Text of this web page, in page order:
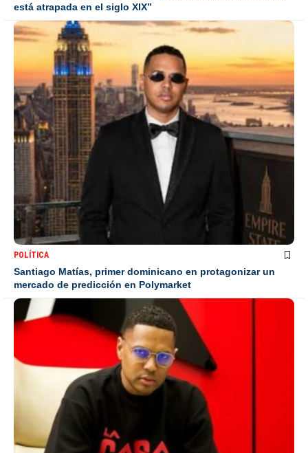
está atrapada en el siglo XIX”
POLÍTICA
Santiago Matías, primer dominicano en protagonizar un
mercado de predicción en Polymarket